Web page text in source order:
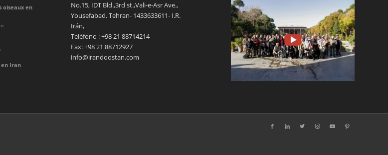
oiseaux en
en Iran
No.15, IDT Bld.,3rd st.,Vali-e-Asr Ave.,
Yousefabad. Tehran- 1433633611- I.R.
Irán,
Teléfono : +98 21 88714214
Fax: +98 21 88712927
info@irandoostan.com